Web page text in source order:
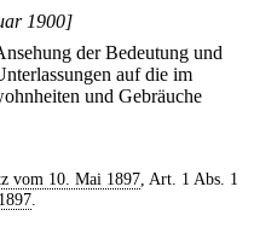
1900]
der Bedeutung und
auf die im
und Gebräuche
vom 10. Mai 1897, Art. 1 Abs. 1